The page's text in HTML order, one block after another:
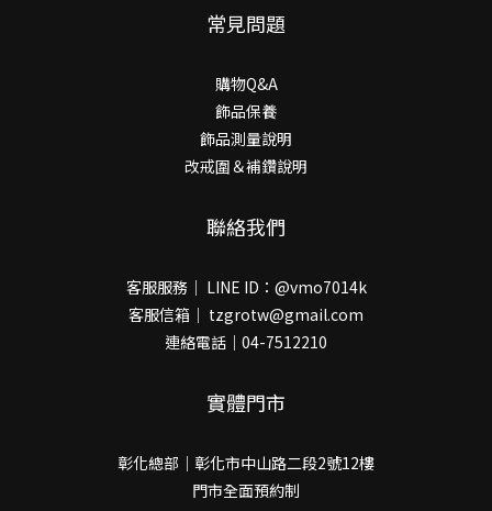
常見問題
購物Q&A
飾品保養
飾品測量說明
改戒圍＆補鑽說明
聯絡我們
客服服務｜ LINE ID：@vmo7014k
客服信箱｜ tzgrotw@gmail.com
連絡電話｜04-7512210
實體門市
彰化總部｜彰化市中山路二段2號12樓
門市全面預約制